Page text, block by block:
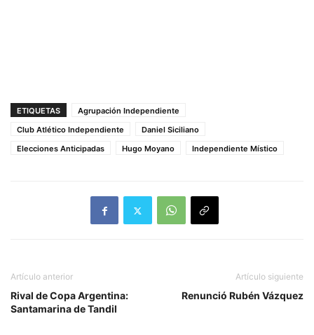
ETIQUETAS
Agrupación Independiente
Club Atlético Independiente
Daniel Siciliano
Elecciones Anticipadas
Hugo Moyano Independiente Místico
Artículo anterior
Rival de Copa Argentina:
Santamarina de Tandil
Artículo siguiente
Renunció Rubén Vázquez